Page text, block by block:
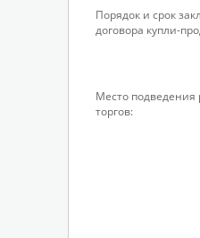
Порядок и срок
договора купли-
Место подведения
торгов: